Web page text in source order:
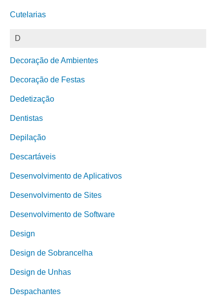
Cutelarias
D
Decoração de Ambientes
Decoração de Festas
Dedetização
Dentistas
Depilação
Descartáveis
Desenvolvimento de Aplicativos
Desenvolvimento de Sites
Desenvolvimento de Software
Design
Design de Sobrancelha
Design de Unhas
Despachantes